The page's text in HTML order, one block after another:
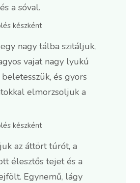
a sóval.
készként
nagy tálba szitáljuk,
vajat nagy lyukú
és gyors
elmorzsoljuk a
készként
az áttört túrót, a
élesztős tejet és a
Egynemű, lágy